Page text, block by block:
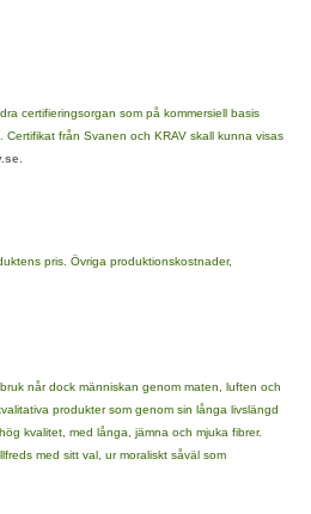
certifieringsorgan som på kommersiell basis
från Svanen och KRAV skall kunna visas
pris. Övriga produktionskostnader,
når dock människan genom maten, luften och
produkter som genom sin långa livslängd
kvalitet, med långa, jämna och mjuka fibrer.
med sitt val, ur moraliskt såväl som